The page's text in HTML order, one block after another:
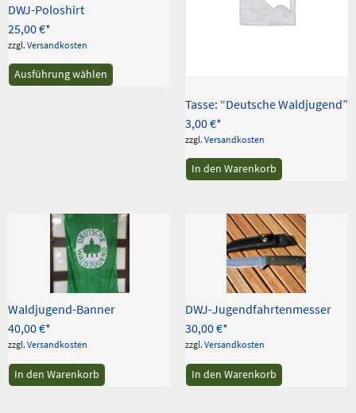
DWJ-Poloshirt
25,00€
zzgl. Versandkosten
Ausführung wählen
der
Produktseite
gewählt
werden
Tasse: “Deutsche Waldjugend”
3,00€
zzgl. Versandkosten
In den Warenkorb
Waldjugend-Banner
40,00€
zzgl. Versandkosten
In den Warenkorb
DWJ-Jugendfahrtenmesser
30,00€
zzgl. Versandkosten
In den Warenkorb